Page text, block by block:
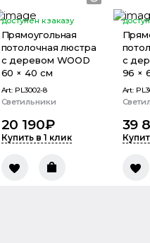
доступен к заказу
Прямоугольная
потолочная люстра
с деревом WOOD
60 × 40 см
Art: PL3002-8
Светильники
20 190₽
Купить в 1 клик
с
96 ×
Art:
39